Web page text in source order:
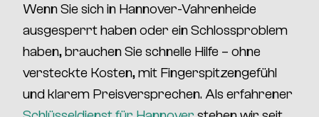
Wenn Sie sich in Hannover-Vahrenheide
ausgesperrt haben oder ein Schlossproblem
haben, brauchen Sie schnelle Hilfe – ohne
versteckte Kosten, mit Fingerspitzengefühl
und klarem Preisversprechen. Als erfahrener